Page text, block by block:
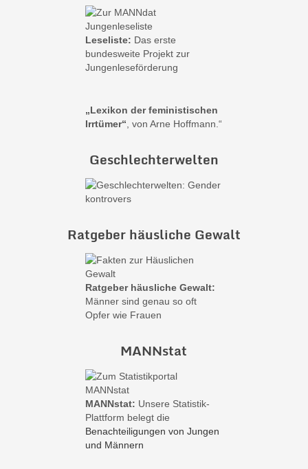
Leseliste: Das erste
bundesweite Projekt zur
Jungenleseförderung
„Lexikon der feministischen
Irrtümer“ , von Arne Hoffmann.“
Geschlechterwelten
Ratgeber häusliche Gewalt
Ratgeber häusliche Gewalt:
Männer sind genau so oft
Opfer wie Frauen
MANNstat
MANNstat: Unsere Statistik-
Plattform belegt die
Benachteiligungen von Jungen
und Männern